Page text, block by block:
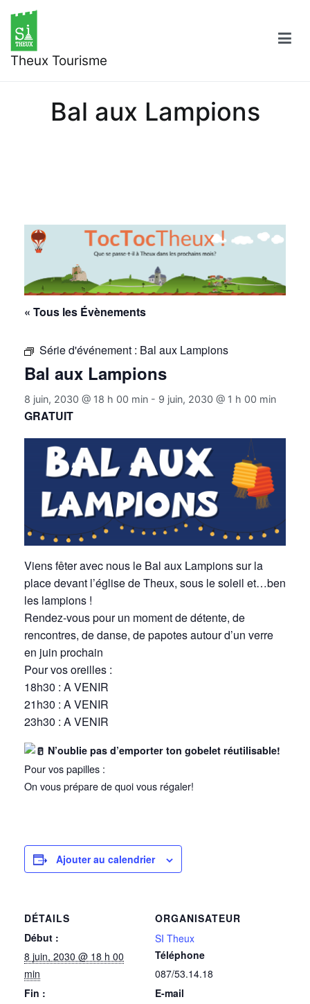
contenu
Theux Tourisme
Bal aux Lampions
« Tous les Évènements
Série d'événement : Bal aux Lampions
Bal aux Lampions
8 juin, 2030 @ 18 h 00 min - 9 juin, 2030 @ 1 h 00 min
GRATUIT
Viens fêter avec nous le Bal aux Lampions sur la
place devant l’église de Theux, sous le soleil et…ben
les lampions !
Rendez-vous pour un moment de détente, de
rencontres, de danse, de papotes autour d’un verre
en juin prochain
Pour vos oreilles :
18h30 : A VENIR
21h30 : A VENIR
23h30 : A VENIR
N’oublie pas d’emporter ton gobelet réutilisable!
Pour vos papilles :
On vous prépare de quoi vous régaler!
Ajouter au calendrier
DÉTAILS
Début :
8 juin, 2030 @ 18 h 00
min
Fin :
ORGANISATEUR
SI Theux
Téléphone
087/53.14.18
E-mail